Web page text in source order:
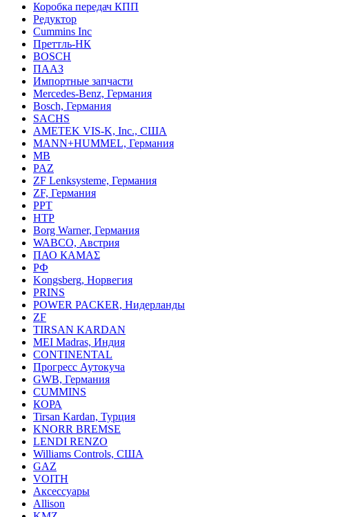
Коробка передач КПП
Редуктор
Cummins Inc
Преттль-НК
BOSCH
ПААЗ
Импортные запчасти
Mercedes-Benz, Германия
Bosch, Германия
SACHS
AMETEK VIS-K, Inc., США
MANN+HUMMEL, Германия
MB
PAZ
ZF Lenksysteme, Германия
ZF, Германия
PPT
HTP
Borg Warner, Германия
WABCO, Австрия
ПАО КАМАΣ
РФ
Kongsberg, Норвегия
PRINS
POWER PACKER, Нидерланды
ZF
TIRSAN KARDAN
MEI Madras, Индия
CONTINENTAL
Прогресс Аутокуча
GWB, Германия
CUMMINS
КОРА
Tirsan Kardan, Турция
KNORR BREMSE
LENDI RENZO
Williams Controls, США
GAZ
VOITH
Аксессуары
Allison